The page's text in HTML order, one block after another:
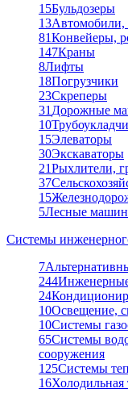
15Бульдозеры
13Автомобили,
81Конвейеры,
147Краны
8Лифты
18Погрузчики
23Скреперы
31 Дорожные
10
15Элеваторы
30Экскаваторы
21Рыхлители,
37
15
5Лесные
Системы
7
244
24
10Освещение,
10Системы
65Системы
сооружения
125Системы
16Холодильная